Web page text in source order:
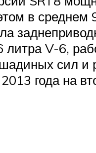
в
V-6,
сил и
года на